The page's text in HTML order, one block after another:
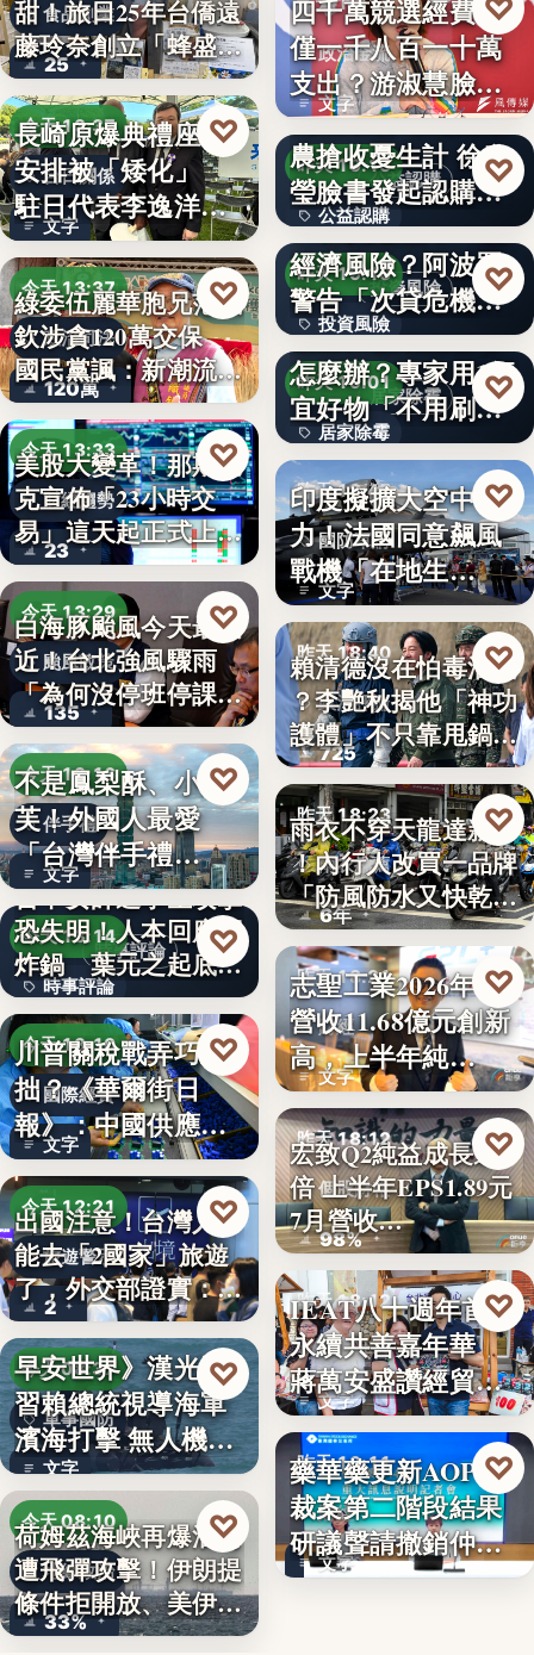
食品創業
25
甜！旅日25年台僑遠
藤玲奈創立「蜂盛
貴…
今天 13:37
台日關係
文字
長崎原爆典禮座位
安排被「矮化」
駐日代表李逸洋缺
席抗議：…
♡
今天 13:37
政治司法
120萬
綠委伍麗華胞兄范織
欽涉貪120萬交保
國民黨諷：新潮流
下…
♡
今天 13:33
財經趨勢
23
美股大變革！那斯達
克宣佈「23小時交
易」這天起正式上
路，…
♡
今天 13:29
颱風政策
135
白海豚颱風今天最接
近！台北強風驟雨
「為何沒停班停課」
？蔣…
♡
今天 13:16
伴手禮
文字
不是鳳梨酥、小泡
芙！外國人最愛
「台灣伴手禮
TOP5」冠軍…
♡
時事評論
今天 13:14
時事評論
18萬
台中女師遭學生攻擊
恐失明！人本回應網
炸鍋 葉元之起底
「…
♡
今天 13:10
國際經貿
文字
川普關稅戰弄巧成
拙？《華爾街日
報》：中國供應沒
斷鏈，反而…
♡
今天 12:21
旅遊警示
2
出國注意！台灣人不
能去「2國家」旅遊
了，外交部證實：拒
絕…
♡
今天 08:37
軍事國防
文字
早安世界》漢光演
習賴總統視導海軍
濱海打擊 無人機秀
攻擊力
♡
今天 08:10
地緣政治
33%
荷姆茲海峽再爆油輪
遭飛彈攻擊！伊朗提
條件拒開放、美伊談
判…
♡
政治金流
文字
四千萬競選經費，
僅一千八百一十萬
支出？游淑慧臉書
追問鄭：…
♡
公益認購
昨天 19:15
公益認購
文字
颱風來襲 五峰鄉果
農搶收憂生計 徐欣
瑩臉書發起認購水
梨行…
♡
投資風險
昨天 19:10
投資風險
文字
AI投資恐成下一個
經濟風險？阿波羅
警告「次貸危機
式」逆轉…
♡
居家除霉
昨天 19:01
居家除霉
文字
牆壁反覆潮濕發霉
怎麼辦？專家用1便
宜好物「不用刷清
除陳年…
♡
昨天 18:45
國防軍購
文字
印度擬擴大空中戰
力！法國同意飆風
戰機「在地生
產」，機隊規…
♡
昨天 18:40
政治評論
725
賴清德沒在怕毒油案
？李艷秋揭他「神功
護體」不只靠甩鍋盧
秀…
♡
昨天 18:23
雨衣推薦
6年
雨衣不穿天龍達新牌
！內行人改買一品牌
「防風防水又快乾、
穿…
♡
昨天 18:21
財經
文字
志聖工業2026年7月
營收11.68億元創新
高，上半年純…
♡
昨天 18:12
個股財報
98%
宏致Q2純益成長近1
倍 上半年EPS1.89元
7月營收…
♡
昨天 18:12
永續共善
文字
IEAT八十週年首辦
永續共善嘉年華
蔣萬安盛讚經貿公
益打…
♡
昨天 18:11
財經
文字
藥華藥更新AOP仲
裁案第二階段結果
研議聲請撤銷仲裁
判斷
♡